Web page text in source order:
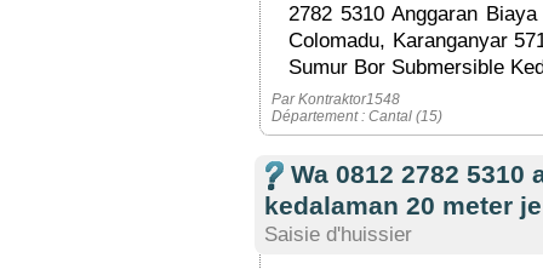
2782 5310 Anggaran
Colomadu, Karanganyar
Sumur Bor Submersible
Par Kontraktor1548
Département : Cantal (15)
Wa 0812 2782
kedalaman 20 meter
Saisie d'huissier